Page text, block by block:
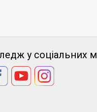
у соціальних